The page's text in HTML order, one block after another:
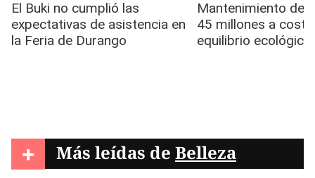
+ Más leídas de Belleza